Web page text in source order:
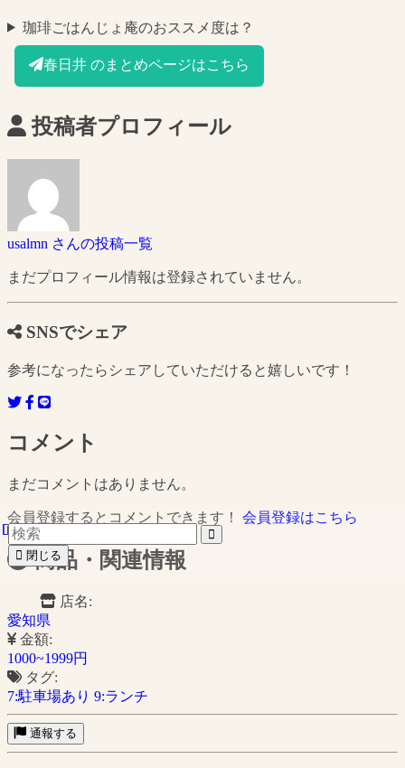
珈琲ごはんじょ庵のおススメ度は？
春日井 のまとめページはこちら
投稿者プロフィール
usalmn さんの投稿一覧
まだプロフィール情報は登録されていません。
SNSでシェア
参考になったらシェアしていただけると嬉しいです！
コメント
まだコメントはありません。
会員登録するとコメントできます！ 会員登録はこちら
商品・関連情報
店名:
愛知県
金額:
1000~1999円
タグ:
7:駐車場あり 9:ランチ
通報する
閉じる